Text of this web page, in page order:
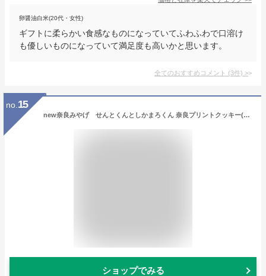
卵醤油白米(20代・女性)
ギフトに柔らかい食感なものになっていてふわふわで口溶け
も優しいものになっていて満足度も高いかと思います。
全てのおすすめコメント (3件) >
no. 15
new奈良みやげ せんとくんとしかまろくん 奈良プリントクッキー(赤) 20枚入
ショップでみる